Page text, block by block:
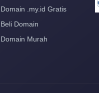
Domain .my.id Gratis
Beli Domain
Domain Murah